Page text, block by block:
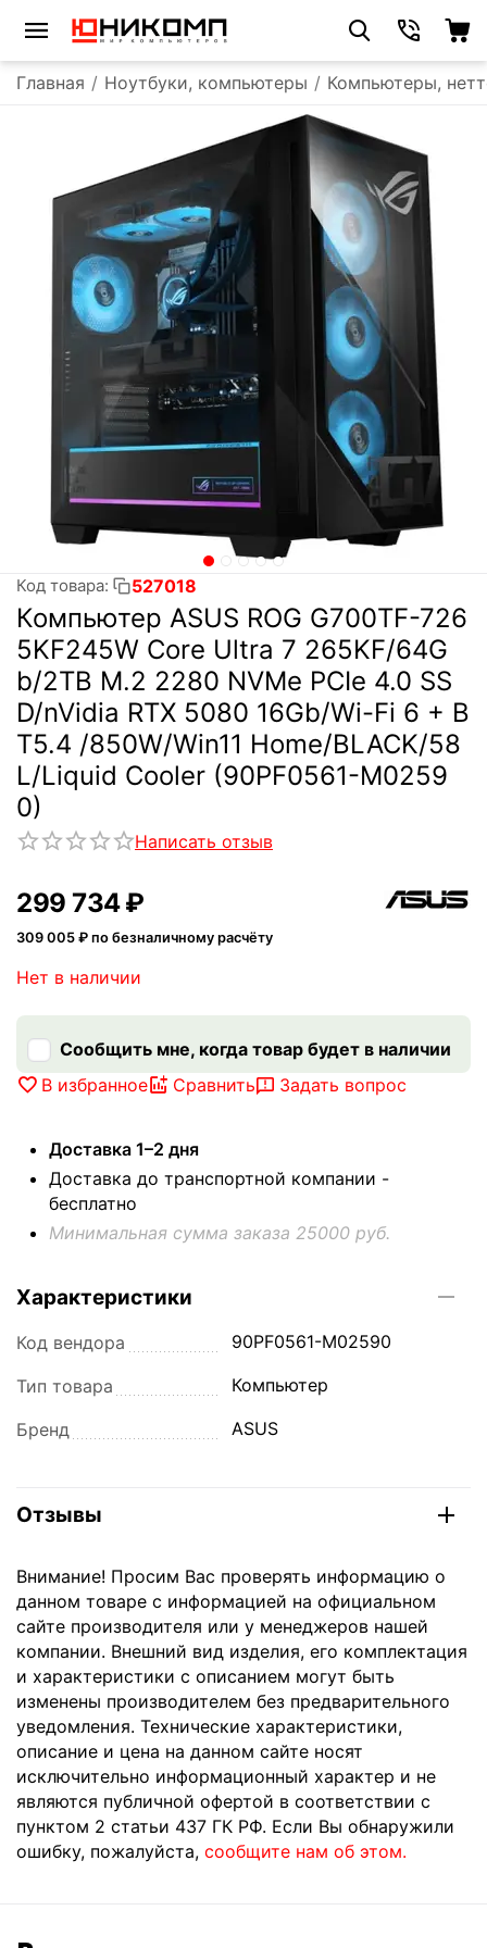
Главная / Ноутбуки, компьютеры / Компьютеры,
Код товара: 527018
Компьютер ASUS ROG G700TF-726
5KF245W Core Ultra 7 265KF/64G
b/2TB M.2 2280 NVMe PCIe 4.0 SS
D/nVidia RTX 5080 16Gb/Wi-Fi 6 + B
T5.4 /850W/Win11 Home/BLACK/58
L/Liquid Cooler (90PF0561-M0259
0)
Написать отзыв
299 734₽
309 005 ₽ по безналичному расчёту
Нет в наличии
Сообщить мне, когда товар будет в наличии
В избранное
Сравнить Задать вопрос
Доставка 1–2 дня
Доставка до транспортной компании -
бесплатно
Минимальная сумма заказа 25000 руб.
Характеристики
Код вендора 90PF0561-M02590
Тип товара Компьютер
Бренд ASUS
Отзывы
Внимание! Просим Вас проверять информацию о
данном товаре с информацией на официальном
сайте производителя или у менеджеров нашей
компании. Внешний вид изделия, его комплектация
и характеристики с описанием могут быть
изменены производителем без предварительного
уведомления. Технические характеристики,
описание и цена на данном сайте носят
исключительно информационный характер и не
являются публичной офертой в соответствии с
пунктом 2 статьи 437 ГК РФ. Если Вы обнаружили
ошибку, пожалуйста, сообщите нам об этом.